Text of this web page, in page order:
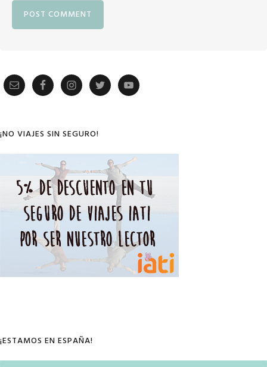
Primary
¡NO VIAJES SIN SEGURO!
¡ESTAMOS EN ESPAÑA!